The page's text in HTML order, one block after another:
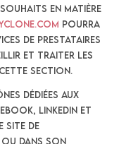
souhaits en matière
pourra
de prestataires
et traiter les
section.
dédiées aux
Linkedin et
de
ou dans son